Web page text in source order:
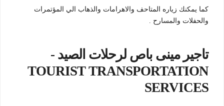
كما يمكنك زياره المتاحف والاهرامات والذهاب الي المؤتمرات
والحفلات والمسارح .
تاجير مينى باص لرحلات الصيد -
TOURIST TRANSPORTATION
SERVICES